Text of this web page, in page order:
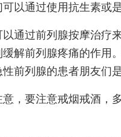
以通过使用抗生素或
通过前列腺按摩治
解前列腺疼痛的作
前列腺的患者朋友们
，要注意戒烟戒酒，